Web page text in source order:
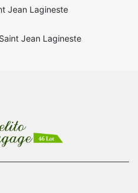
Jean Lagineste
Jean Lagineste